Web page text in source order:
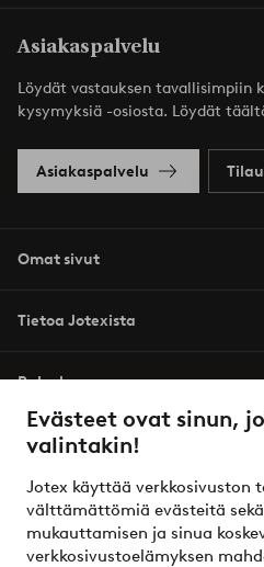
Evästeet ovat sinun,
valintakin!
Jotex käyttää verkkosivuston
välttämättömiä evästeitä
mukauttamisen ja sinua
verkkosivustoelämyksen
Asiakaspalvelu
Löydät vastauksen tavallisimpiin
kysymyksiä -osiosta. Löydät
Asiakaspalvelu
Omat sivut
Tietoa Jotexista
Palvelumme
Ehdot
Ystävät